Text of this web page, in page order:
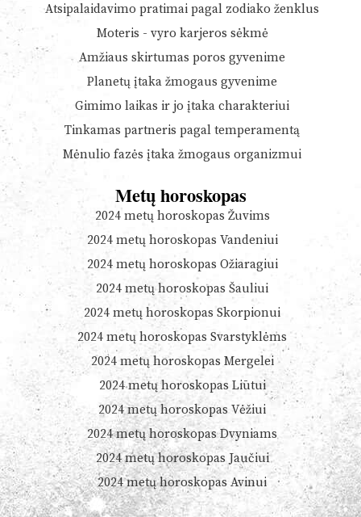
Atsipalaidavimo pratimai pagal zodiako ženklus
Moteris - vyro karjeros sėkmė
Amžiaus skirtumas poros gyvenime
Planetų įtaka žmogaus gyvenime
Gimimo laikas ir jo įtaka charakteriui
Tinkamas partneris pagal temperamentą
Mėnulio fazės įtaka žmogaus organizmui
Metų horoskopas
2024 metų horoskopas Žuvims
2024 metų horoskopas Vandeniui
2024 metų horoskopas Ožiaragiui
2024 metų horoskopas Šauliui
2024 metų horoskopas Skorpionui
2024 metų horoskopas Svarstyklėms
2024 metų horoskopas Mergelei
2024 metų horoskopas Liūtui
2024 metų horoskopas Vėžiui
2024 metų horoskopas Dvyniams
2024 metų horoskopas Jaučiui
2024 metų horoskopas Avinui